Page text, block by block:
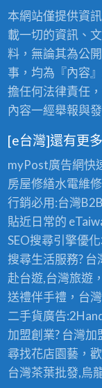
本網站僅提供資
載一切的資訊、
料，無論其為公
事，均為『內容
擔任何法律責任
內容一經舉報與
[e台灣]還有更
myPost廣告網快
房屋修繕水電維
行銷必用:台灣B2B
貼近日常的
SEO搜尋引擎優化
搜尋生活服務? 台
赴台遊,台灣旅遊
送禮伴手禮，台
二手貨廣告
加盟創業? 台灣加
尋找花店園藝，
台灣茶葉批發,烏